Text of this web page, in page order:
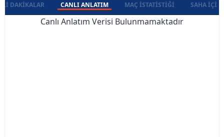
DAKIKALAR CANLI ANLATIM MAÇ İSTATISTIĞI SAHA İÇI
Canlı Anlatım Verisi Bulunmamaktadır